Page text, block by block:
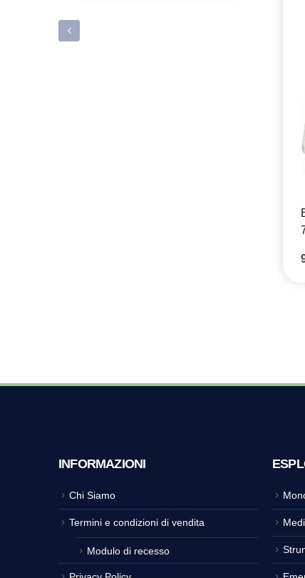
INFORMAZIONI
Chi Siamo
Termini e condizioni di vendita
Modulo di recesso